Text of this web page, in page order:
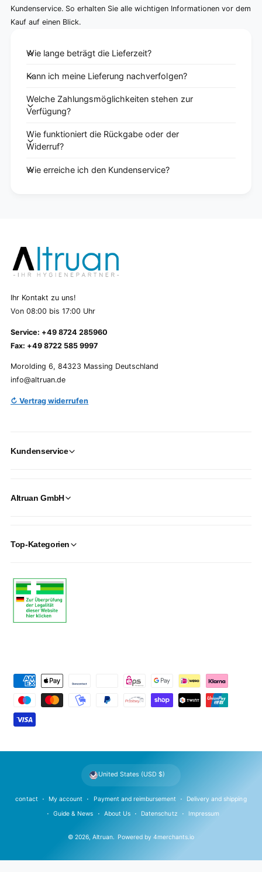
Kundenservice. So erhalten Sie alle wichtigen Informationen vor dem
Kauf auf einen Blick.
Wie lange beträgt die Lieferzeit?
Kann ich meine Lieferung nachverfolgen?
Welche Zahlungsmöglichkeiten stehen zur
Verfügung?
Wie funktioniert die Rückgabe oder der
Widerruf?
Wie erreiche ich den Kundenservice?
Ihr Kontakt zu uns!
Von 08:00 bis 17:00 Uhr
Service: +49 8724 285960
Fax: +49 8722 585 9997
Morolding 6, 84323 Massing Deutschland
info@altruan.de
↻ Vertrag widerrufen
Kundenservice
Altruan GmbH
Top-Kategorien
m
n
© 2026,Altruan. Powered by 4merchants.io
contact My account Payment and reimbursement Delivery and shipping
Guide & News About Us Datenschutz Impressum
United States (USD $)